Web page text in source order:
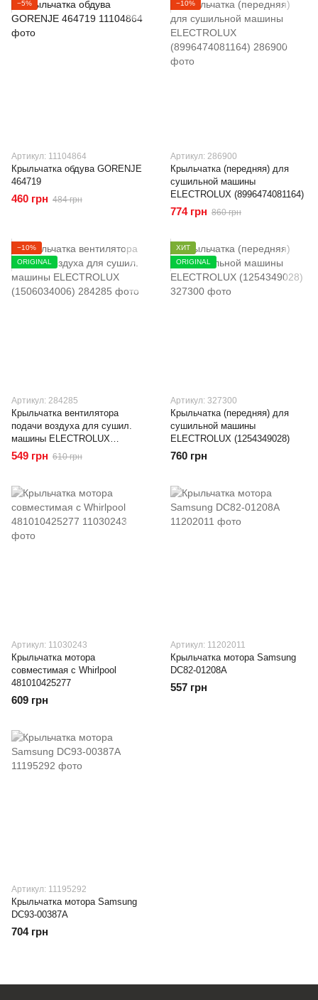
−5%
Артикул: 11104864
Крыльчатка обдува GORENJE
464719
460 грн 484 грн
−10%
Артикул: 286900
Крыльчатка (передняя) для
сушильной машины
ELECTROLUX (8996474081164)
774 грн 860 грн
−10%
ORIGINAL
Артикул: 284285
Крыльчатка вентилятора
подачи воздуха для сушил.
машины ELECTROLUX
(1506034006)
549 грн 610 грн
ХИТ
ORIGINAL
Артикул: 327300
Крыльчатка (передняя) для
сушильной машины
ELECTROLUX (1254349028)
760 грн
Артикул: 11030243
Крыльчатка мотора
совместимая с Whirlpool
481010425277
609 грн
Артикул: 11202011
Крыльчатка мотора Samsung
DC82-01208A
557 грн
Артикул: 11195292
Крыльчатка мотора Samsung
DC93-00387A
704 грн